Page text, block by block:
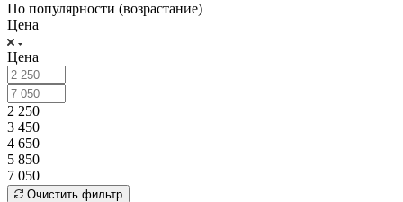
По популярности (возрастание)
Цена
Цена
2 250
3 450
4 650
5 850
7 050
Очистить фильтр